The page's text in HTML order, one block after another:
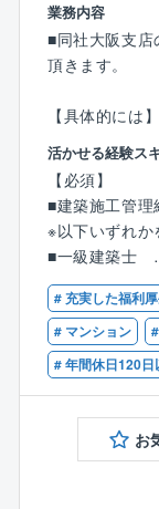
業務内容
■同社大阪支店
頂きます。
【具体的には】
◆顧客との各種
◆図面、仕様書
◆見積書等の
◆協力会社との
◆発注者、設計
◆施工支援
【担当案件例
◎マンションや
場等)を得意と
◎案件規模は
【同社建築分
績（収容トン
活かせる経験ス
【必須】
■建築施⼯管理
※以下いずれか
■⼀級建築⼠
■1級建築施
【歓迎】
■建築積算経験
■建築積算⼠
# 充実した福利
# マンション
# 年間休日120日
お